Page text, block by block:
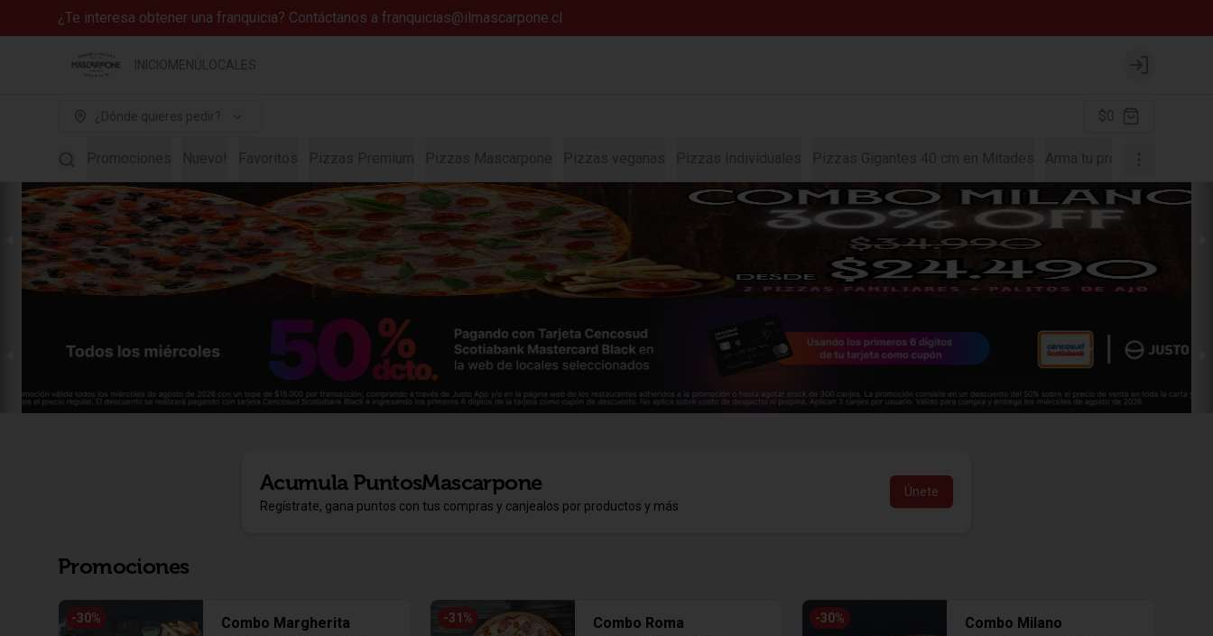
¿Te interesa obtener una franquicia? Contáctanos a franquicias@ilmascarpone.cl
INICIOMENÚ LOCALES
Login
¿Dónde quieres pedir? $0
Promociones Nuevo! Favoritos Pizzas Premium Pizzas Mascarpone Pizzas veganas Pizzas Individuales Pizzas Gigantes 40 cm en Mitades Arma tu propia pizza
Acumula PuntosMascarpone
Regístrate, gana puntos con tus compras y canjealos por productos y más
Únete
Promociones
-30% Combo Margherita -31 % Combo Roma -30% Combo Milano